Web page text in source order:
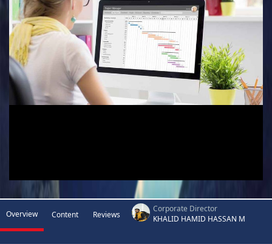
Overview Content Reviews
Corporate Director
KHALID HAMID HASSAN M